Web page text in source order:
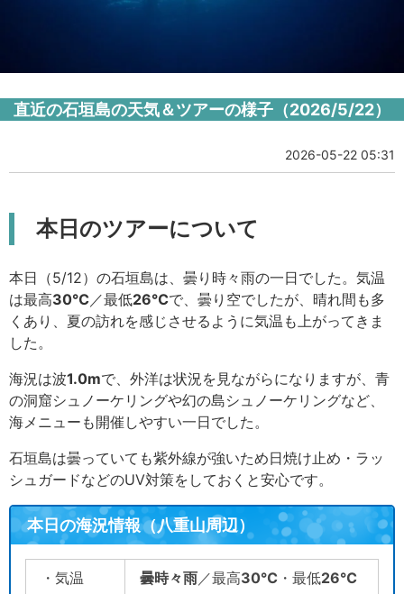
直近の石垣島の天気＆ツアーの様子（2026/5/22）
2026-05-22 05:31
本日のツアーについて
本日（5/12）の石垣島は、曇り時々雨の一日でした。気温
は最高30℃／最低26℃で、曇り空でしたが、晴れ間も多
くあり、夏の訪れを感じさせるように気温も上がってきま
した。
海況は波1.0mで、外洋は状況を見ながらになりますが、青
の洞窟シュノーケリングや幻の島シュノーケリングなど、
海メニューも開催しやすい一日でした。
石垣島は曇っていても紫外線が強いため日焼け止め・ラッ
シュガードなどのUV対策をしておくと安心です。
本日の海況情報（八重山周辺）
・気温 曇時々雨 ／最高30℃ ・最低26℃